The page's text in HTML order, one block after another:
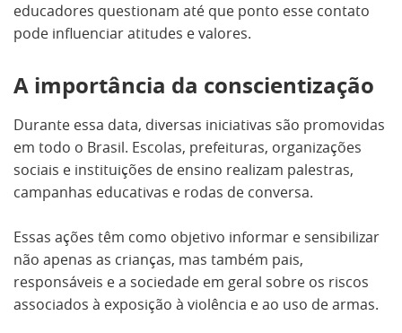
educadores questionam até que ponto esse contato
pode influenciar atitudes e valores.
A importância da conscientização
Durante essa data, diversas iniciativas são promovidas
em todo o Brasil. Escolas, prefeituras, organizações
sociais e instituições de ensino realizam palestras,
campanhas educativas e rodas de conversa.
Essas ações têm como objetivo informar e sensibilizar
não apenas as crianças, mas também pais,
responsáveis e a sociedade em geral sobre os riscos
associados à exposição à violência e ao uso de armas.